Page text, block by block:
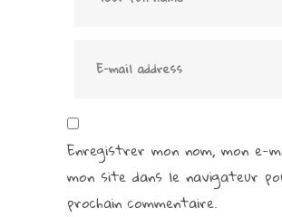
Enregistrer mon nom, mon e-
mon site dans le navigateur
prochain commentaire.